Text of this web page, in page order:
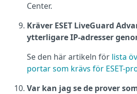
Center.
Kräver ESET LiveGuard
ytterligare IP-adresser
Se den här artikeln för lista
portar som krävs för ESET-
Var kan jag se de prover